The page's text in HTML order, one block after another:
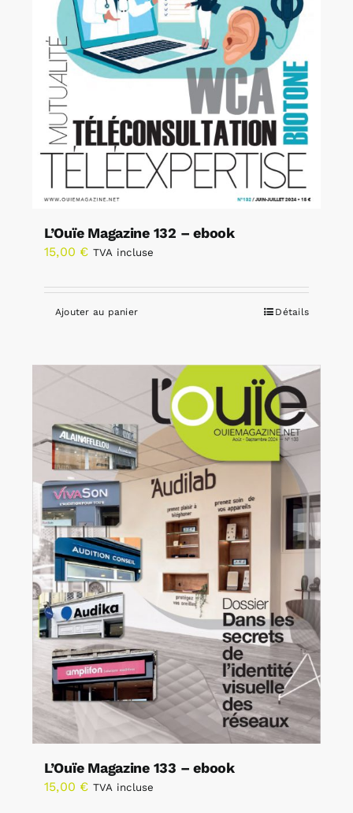
L’Ouïe Magazine 132 – ebook
15,00 € TVA incluse
Ajouter au panier Détails
L’Ouïe Magazine 133 – ebook
15,00 € TVA incluse